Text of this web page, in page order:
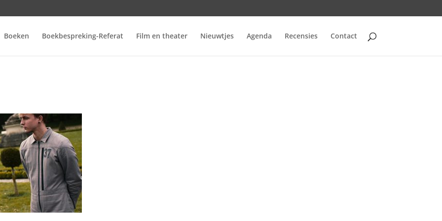
Boeken Boekbespreking-Referat Film en theater Nieuwtjes Agenda Recensies Contact